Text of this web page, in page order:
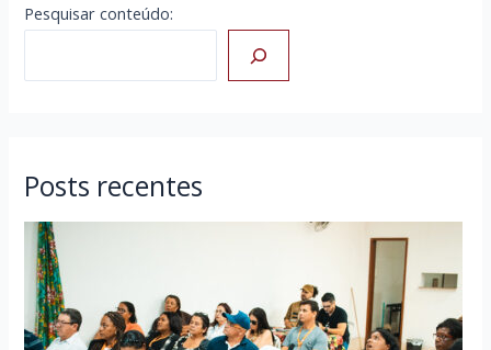
Pesquisar conteúdo:
Posts recentes